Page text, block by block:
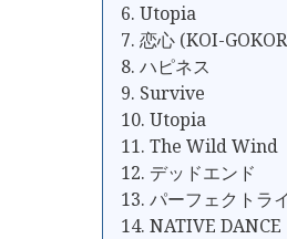
6. Utopia
7. 恋心 (KOI-
8. ハピネス
9. Survive
10. Utopia
11. The Wild Wind
12. デッドエンド
13. パーフェクトラ
14. NATIVE DANCE